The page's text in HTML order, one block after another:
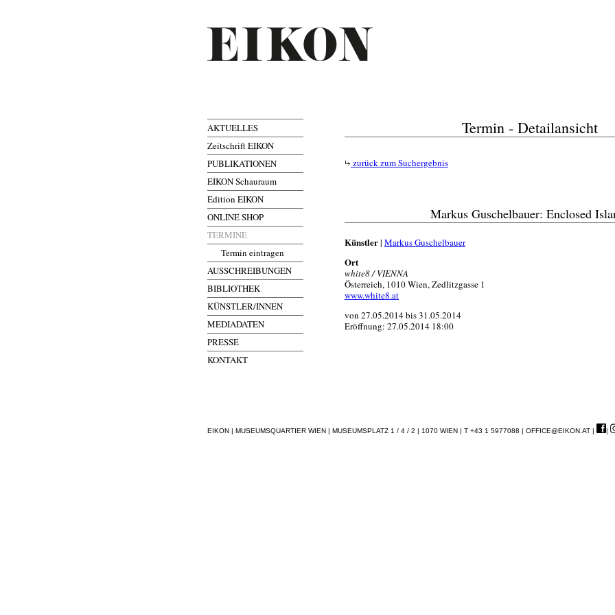
AKTUELLES
Zeitschrift EIKON
PUBLIKATIONEN
EIKON Schauraum
Edition EIKON
ONLINE SHOP
TERMINE
Termin eintragen
AUSSCHREIBUNGEN
BIBLIOTHEK
KÜNSTLER/INNEN
MEDIADATEN
PRESSE
KONTAKT
Termin - Detailansicht
zurück zum Suchergebnis
Markus Guschelbauer: Enclosed
Künstler| Markus Guschelbauer
Ort
white8 / VIENNA
Österreich, 1010 Wien, Zedlitzgasse 1
www.white8.at
von 27.05.2014 bis 31.05.2014
Eröffnung: 27.05.2014 18:00
EIKON | MUSEUMSQUARTIER WIEN | MUSEUMSPLATZ 1 / 4 / 2 | 1070 WIEN | T +43 1 5977088 | OFFICE@EIKON.AT | |